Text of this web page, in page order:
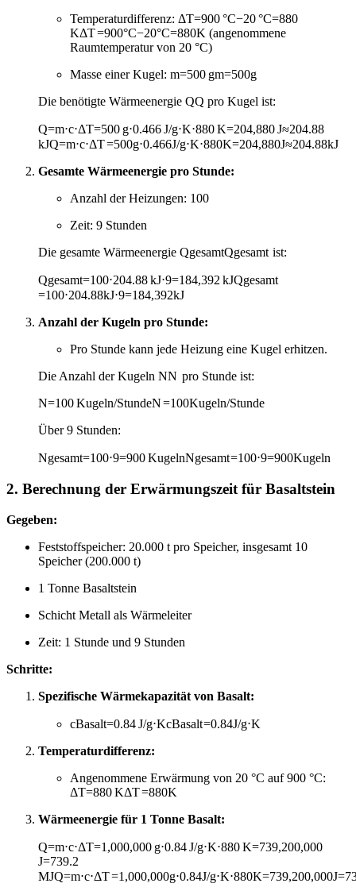
Temperaturdifferenz: ΔT=900 °C−20 °C=880
KΔT=900°C−20°C=880K (angenommene
Raumtemperatur von 20 °C)
Masse einer Kugel: m=500 gm=500g
Die benötigte Wärmeenergie QQ pro Kugel ist:
Q=m⋅c⋅ΔT=500 g⋅0.466 J/g⋅K⋅880 K=204,880 J≈204.88
kJQ=m⋅c⋅ΔT=500g⋅0.466J/g⋅K⋅880K=204,880J≈204.88kJ
Gesamte Wärmeenergie pro Stunde:
Anzahl der Heizungen: 100
Zeit: 9 Stunden
Die gesamte Wärmeenergie QgesamtQgesamt ist:
Qgesamt=100⋅204.88 kJ⋅9=184,392 kJQgesamt
=100⋅204.88kJ⋅9=184,392kJ
Anzahl der Kugeln pro Stunde:
Pro Stunde kann jede Heizung eine Kugel erhitzen.
Die Anzahl der Kugeln NN pro Stunde ist:
N=100 Kugeln/StundeN=100Kugeln/Stunde
Über 9 Stunden:
Ngesamt=100⋅9=900 KugelnNgesamt=100⋅9=900Kugeln
2. Berechnung der Erwärmungszeit für Basaltstein
Gegeben:
Feststoffspeicher: 20.000 t pro Speicher, insgesamt 10
Speicher (200.000 t)
1 Tonne Basaltstein
Schicht Metall als Wärmeleiter
Zeit: 1 Stunde und 9 Stunden
Schritte:
Spezifische Wärmekapazität von Basalt:
cBasalt=0.84 J/g⋅KcBasalt=0.84J/g⋅K
Temperaturdifferenz:
Angenommene Erwärmung von 20 °C auf 900 °C:
ΔT=880 KΔT=880K
Wärmeenergie für 1 Tonne Basalt:
Q=m⋅c⋅ΔT=1,000,000 g⋅0.84 J/g⋅K⋅880 K=739,200,000
J=739.2
MJQ=m⋅c⋅ΔT=1 ,000,000g⋅0.84J/g⋅K⋅880K=739,200,000J=